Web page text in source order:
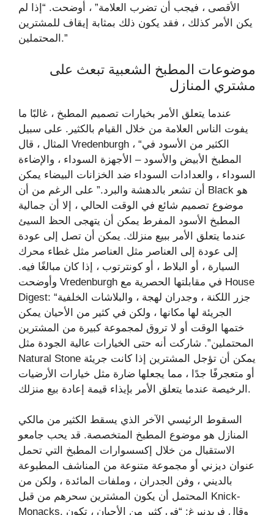
الأقصى ، فيجب أن تضرب العلامة” ، أوضحت. “إذا لم
يكن الأمر كذلك ، فقد يكون ذلك بمثابة إيقاف للمشترين
المحتملين.”
موضوعات المطبخ الشعبية تبعث على
مشتري المنازل
عندما يتعلق الأمر بخيارات تصميم المطبخ ، غالبًا ما
يفوت الناس العلامة من خلال القيام بالكثير. على سبيل
المثال ، قال Vredenburgh ، “الكثير من الأسود في
المطبخ الأبيض والأسود – الأجهزة السوداء ، والإضاءة
السوداء ، والعدادات السوداء ضد الخزانات البيضاء يمكن
أن تشعر بالدهشة والبرد.” على الرغم من أن Black هو
موضوع تصميم شائع في الوقت الحالي ، إلا أن جمالية
المطبخ الأسود المفرط يمكن أن يتهجى الحظ السيئ
عندما يتعلق الأمر ببيع منزلك. يمكن أن تصل إلى عودة
إلى عودة إلى العناصر مثل العناصر مثل غطاء محرك
السيارة ، أو البلاط ، أو كونترتوب ، إذا كان مبالغًا فيه.
وأوضحت Vredenburgh في مقابلتها الحصرية مع House
Digest: “جزر اللكنة ، وجدران لهجة ، والبلاشات الخلفية
الجريئة لها مكانها ، ولكن في كثير من الأحيان يمكن
ختمها الوقت أو لا تروق لمجموعة كبيرة من المشترين
المحتملين”. شاركت أنه حتى الخيارات عالية الجودة مثل
Natural Stone يمكن أن تؤجل المشترين إذا كانت جريئة
أو متعجرفًا جدًا ، مما يجعلها ضارة مثل خيارات الأرضيات
الرخيصة عندما يتعلق الأمر بإيذاء قيمة إعادة بيع منزلك.
السقوط الرئيسي الآخر الذي يسقط الكثير من مالكي
المنازل هو موضوع المطبخ المتخصصة. قد يحب جامعو
الاستقبال من خلال إكسسوارات المطبخ التي تحمل
عنوان ديزني أو مجموعة متنوعة من المناشف المطبوعة
بالديني ، وفن الجدران ، وملفات المائدة ، ولكن من
المحتمل أن يكون المشترين سحرهم من قبل Knick-
Monacks. وقال فريدنبرغ: “في كثير من الأحيان ، تكون